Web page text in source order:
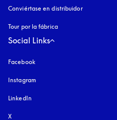
Conviértase en distribuidor
Tour por la fábrica
Social Links
Facebook
Instagram
LinkedIn
X